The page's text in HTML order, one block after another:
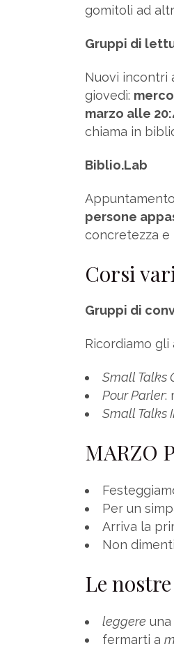
gomitoli ad
Gruppi di
Nuovi incontri
giovedì:
marzo alle
chiama in
Biblio.Lab
persone
concretezza e
Corsi
Gruppi di
Ricordiamo
Small Talks
Pour Parler:
Small Talks
MARZO
Per un
Arriva la
Non
Le
leggere
fermarti a